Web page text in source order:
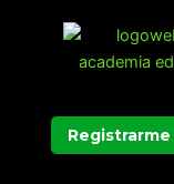
Registrarme